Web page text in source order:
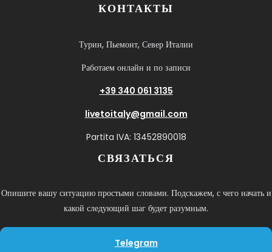
КОНТАКТЫ
Турин, Пьемонт, Север Италии
Работаем онлайн и по записи
+39 340 061 3135
livetoitaly@gmail.com
Partita IVA: 13452890018
СВЯЗАТЬСЯ
Опишите вашу ситуацию простыми словами. Подскажем, с чего начать и
какой следующий шаг будет разумным.
Telegram